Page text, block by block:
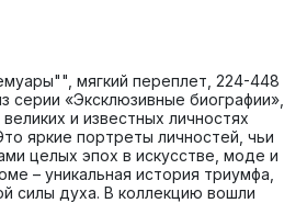
мягкий переплет, 224-448
серии «Эксклюзивные биографии»,
и известных личностях
яркие портреты личностей, чьи
целых эпох в искусстве, моде и
– уникальная история триумфа,
силы духа. В коллекцию вошли